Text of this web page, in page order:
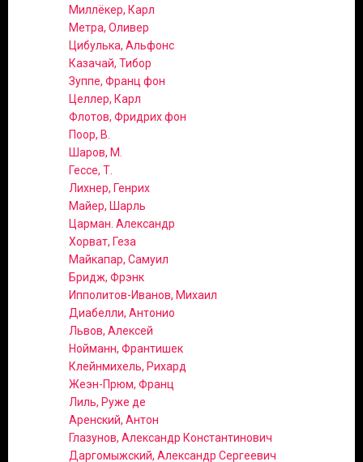
Миллёкер, Карл
Метра, Оливер
Цибулька, Альфонс
Казачай, Тибор
Зуппе, Франц фон
Целлер, Карл
Флотов, Фридрих фон
Поор, В.
Шаров, М.
Гессе, Т.
Лихнер, Генрих
Майер, Шарль
Царман. Александр
Хорват, Геза
Майкапар, Самуил
Бридж, Фрэнк
Ипполитов-Иванов, Михаил
Диабелли, Антонио
Львов, Алексей
Нойманн, Франтишек
Клейнмихель, Рихард
Жеэн-Прюм, Франц
Лиль, Руже де
Аренский, Антон
Глазунов, Александр Константинович
Даргомыжский, Александр Сергеевич